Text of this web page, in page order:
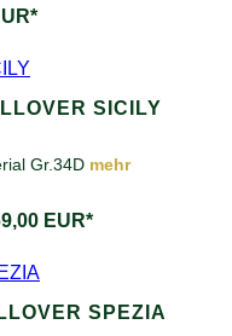
SICILY
Gr.34D mehr
EUR*
SPEZIA